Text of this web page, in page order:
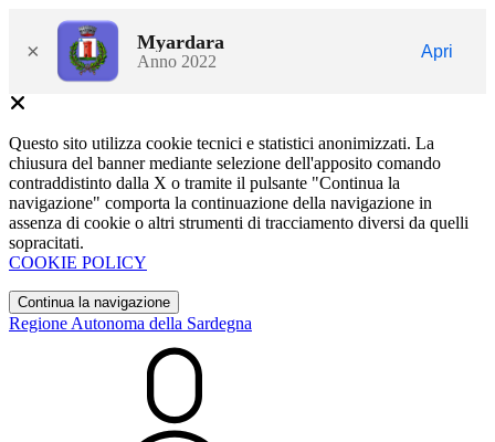
× Myardara
Anno 2022
Apri
Questo sito utilizza cookie tecnici e statistici anonimizzati. La
chiusura del banner mediante selezione dell'apposito comando
contraddistinto dalla X o tramite il pulsante "Continua la
navigazione" comporta la continuazione della navigazione in
assenza di cookie o altri strumenti di tracciamento diversi da quelli
sopracitati.
COOKIE POLICY
Continua la navigazione
Regione Autonoma della Sardegna